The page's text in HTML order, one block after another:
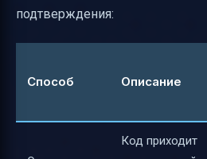
подтверждения:
Способ Описание
Код приходит